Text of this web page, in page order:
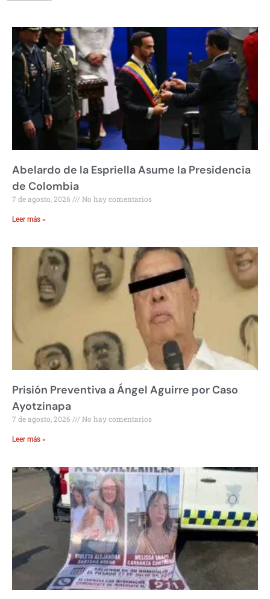
Abelardo de la Espriella Asume la Presidencia
de Colombia
7 de agosto, 2026 No hay comentarios
Leer más »
Prisión Preventiva a Ángel Aguirre por Caso
Ayotzinapa
7 de agosto, 2026 No hay comentarios
Leer más »